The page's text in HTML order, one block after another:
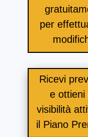
per
Ricevi
e ottieni
visibilità
il Piano